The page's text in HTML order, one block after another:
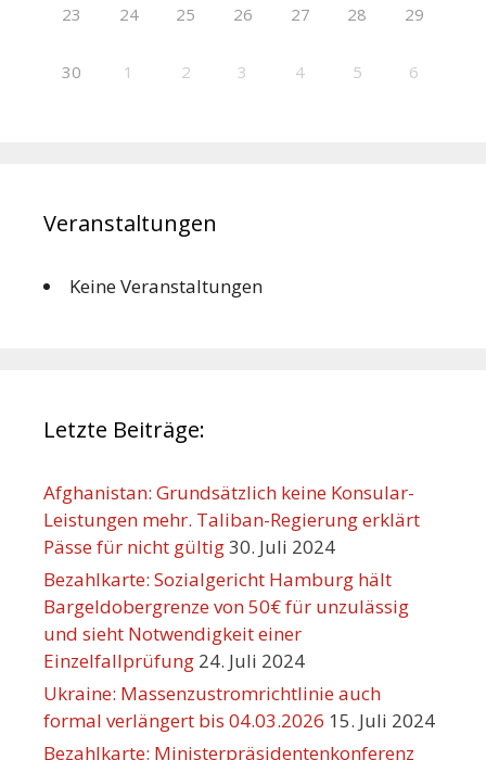
23 24 25 26 27 28 29
30 1 2 3 4 5 6
Veranstaltungen
Keine Veranstaltungen
Letzte Beiträge:
Afghanistan: Grundsätzlich keine Konsular-
Leistungen mehr. Taliban-Regierung erklärt
Pässe für nicht gültig30. Juli 2024
Bezahlkarte: Sozialgericht Hamburg hält
Bargeldobergrenze von 50€ für unzulässig
und sieht Notwendigkeit einer
Einzelfallprüfung 24. Juli 2024
Ukraine: Massenzustromrichtlinie auch
formal verlängert bis 04.03.2026 15. Juli 2024
Bezahlkarte: Ministerpräsidentenkonferenz